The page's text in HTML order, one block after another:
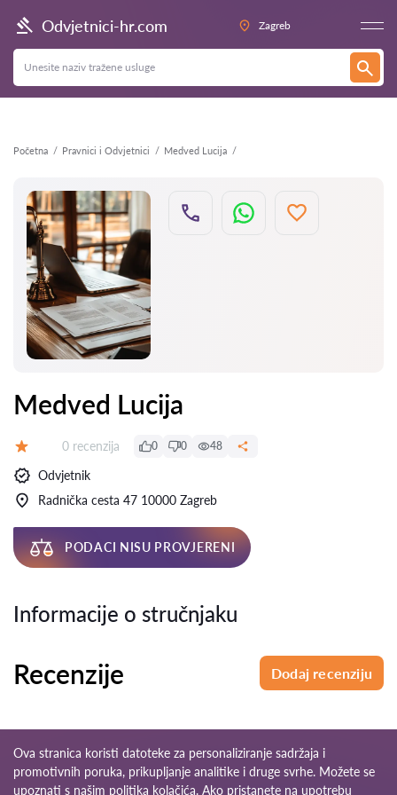
Odvjetnici-hr.com Zagreb
Početna Pravnici i Odvjetnici Medved Lucija
Natrag
Medved Lucija
Recenzija:
0 recenzija 0 0 48
Odvjetnik
Radnička cesta 47 10000 Zagreb
PODACI NISU PROVJERENI
Informacije o stručnjaku
Recenzije Dodaj recenziju
Ova stranica koristi datoteke za personaliziranje sadržaja i
promotivnih poruka, prikupljanje analitike i druge svrhe. Možete se
upoznati s našim politika kolačića. Ako pristanete na upotrebu